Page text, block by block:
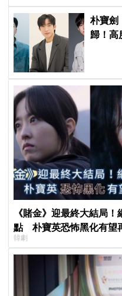
朴寶劍
歸！
《賭金》迎最終大結局
點 朴寶英恐怖黑化有望
韓劇